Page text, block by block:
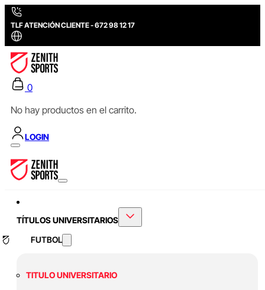
TLF ATENCIÓN CLIENTE - 672 98 12 17
0
No hay productos en el carrito.
LOGIN
TÍTULOS UNIVERSITARIOS
FUTBOL
TITULO UNIVERSITARIO